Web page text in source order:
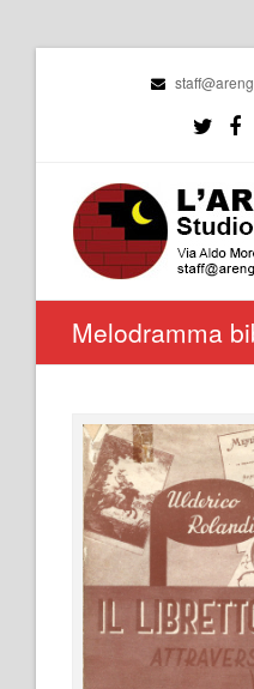
Melodramma